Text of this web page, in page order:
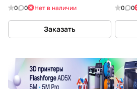
GDSTIME
0 0 Нет в наличии
Заказать
0 0